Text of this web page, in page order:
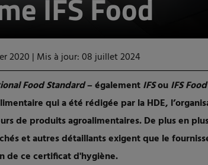
2020 | Mis à jour: 08 juillet 2024
Food Standard– égalementIFSouIFS Food
qui a été rédigée par la HDE,
de produits agroalimentaires. De plus en
et autres détaillants exigent que le
de ce certificat d'hygiène.